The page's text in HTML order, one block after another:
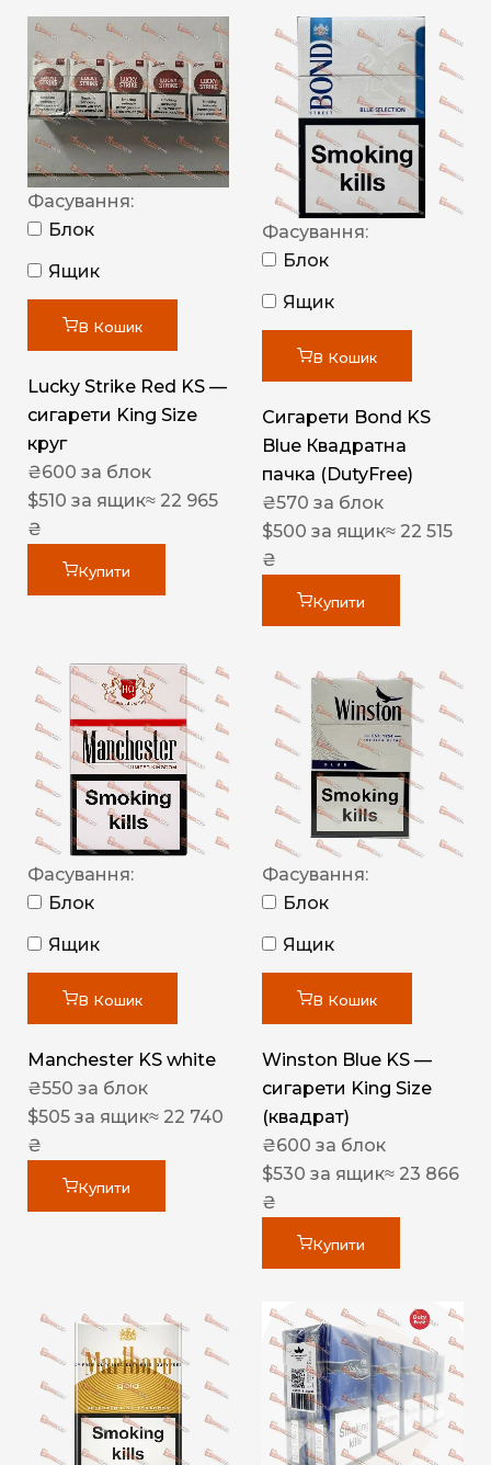
Фасування:
Блок
Ящик
В Кошик
Lucky Strike Red KS —
сигарети King Size
круг
₴600 за блок
$510 за ящик≈ 22 965
₴
Купити
Фасування:
Блок
Ящик
В Кошик
Сигарети Bond KS
Blue Квадратна
пачка (DutyFree)
₴570 за блок
$500 за ящик≈ 22 515
₴
Купити
Фасування:
Блок
Ящик
В Кошик
Manchester KS white
₴550 за блок
$505 за ящик≈ 22 740
₴
Купити
Фасування:
Блок
Ящик
В Кошик
Winston Blue KS —
сигарети King Size
(квадрат)
₴600 за блок
$530 за ящик≈ 23 866
₴
Купити